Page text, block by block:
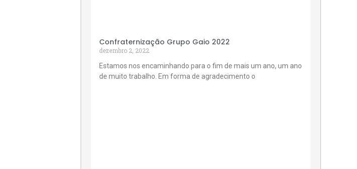
Confraternização Grupo Gaio 2022
dezembro 2, 2022
Estamos nos encaminhando para o fim de mais um ano, um ano
de muito trabalho. Em forma de agradecimento o